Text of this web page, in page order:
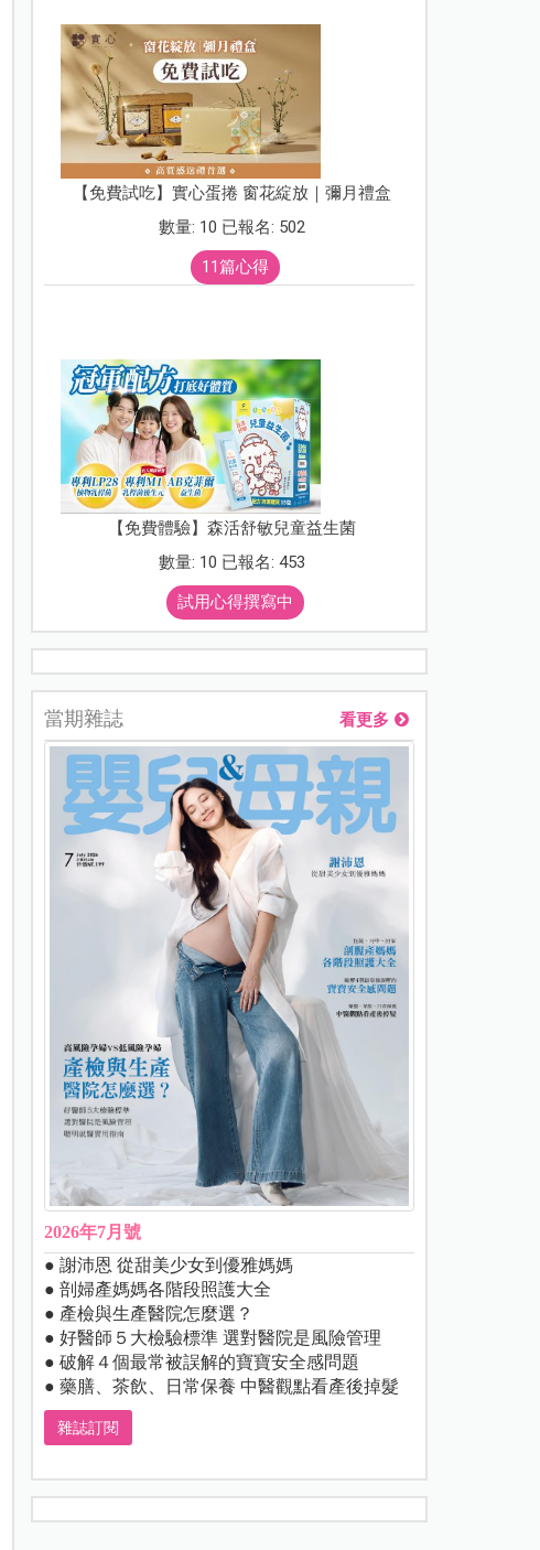
【免費試吃】實心蛋捲 窗花綻放｜彌月禮盒
數量: 10 已報名: 502
11篇心得
【免費體驗】森活舒敏兒童益生菌
數量: 10 已報名: 453
試用心得撰寫中
當期雜誌 看更多
2026年7月號
● 謝沛恩 從甜美少女到優雅媽媽
● 剖婦產媽媽各階段照護大全
● 產檢與生產醫院怎麼選？
● 好醫師５大檢驗標準 選對醫院是風險管理
● 破解４個最常被誤解的寶寶安全感問題
● 藥膳、茶飲、日常保養 中醫觀點看產後掉髮
雜誌訂閱